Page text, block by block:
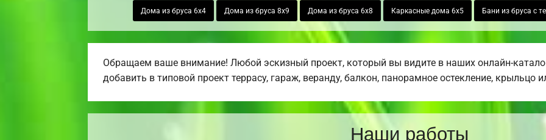
Дома из бруса 6х4 Дома из бруса 8х9 Дома из бруса 6х8 Каркасные дома 6х5 Бани из бруса с
Обращаем ваше внимание! Любой эскизный проект, который вы видите в наших онлайн-
добавить в типовой проект террасу, гараж, веранду, балкон, панорамное остекление, крыльцо
Наши работы